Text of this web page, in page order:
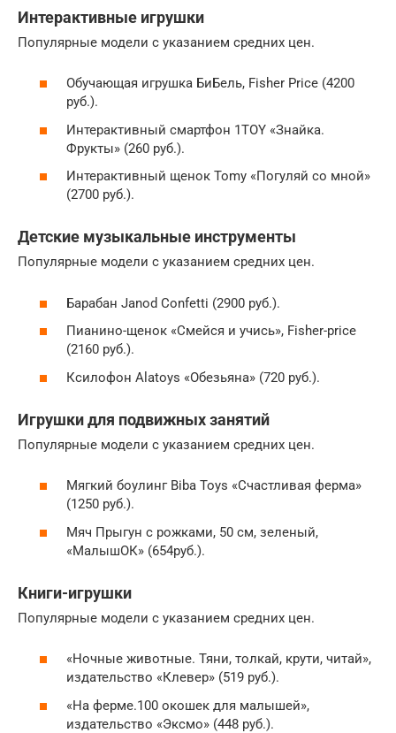
Интерактивные игрушки
Популярные модели с указанием средних цен.
Обучающая игрушка БиБель, Fisher Price (4200
руб.).
Интерактивный смартфон 1TOY «Знайка.
Фрукты» (260 руб.).
Интерактивный щенок Tomy «Погуляй со мной»
(2700 руб.).
Детские музыкальные инструменты
Популярные модели с указанием средних цен.
Барабан Janod Confetti (2900 руб.).
Пианино-щенок «Смейся и учись», Fisher-price
(2160 руб.).
Ксилофон Alatoys «Обезьяна» (720 руб.).
Игрушки для подвижных занятий
Популярные модели с указанием средних цен.
Мягкий боулинг Biba Toys «Счастливая ферма»
(1250 руб.).
Мяч Прыгун с рожками, 50 см, зеленый,
«МалышОК» (654руб.).
Книги-игрушки
Популярные модели с указанием средних цен.
«Ночные животные. Тяни, толкай, крути, читай»,
издательство «Клевер» (519 руб.).
«На ферме.100 окошек для малышей»,
издательство «Эксмо» (448 руб.).